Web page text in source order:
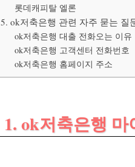
롯데캐피탈 엘론
5. ok저축은행 관련 자주 묻는 질
ok저축은행 대출 전화오는 이유
ok저축은행 고객센터 전화번호
ok저축은행 홈페이지 주소
1. ok저축은행